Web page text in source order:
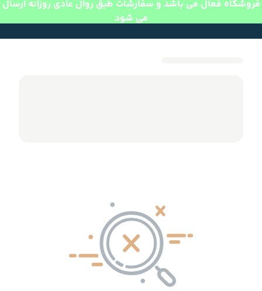
فروشگاه فعال می باشد و سفارشات طبق روال عادی روزانه ارسال
می شود